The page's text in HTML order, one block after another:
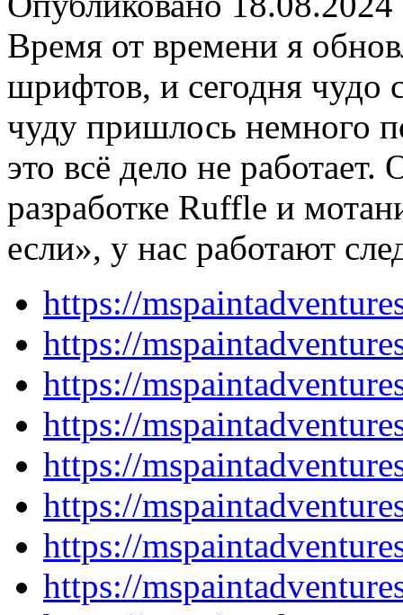
Время от времени я
шрифтов, и сегодня чудо
чуду пришлось немного
это всё дело не работает.
разработке Ruffle и
если», у нас работают
https://
https://
https://
https://
https://
https://
https://
https://